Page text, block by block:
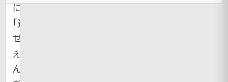
に
「遅
せ
ぇ
ん